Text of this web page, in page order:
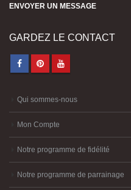
ENVOYER UN MESSAGE
GARDEZ LE CONTACT
Qui sommes-nous
Mon Compte
Notre programme de fidélité
Notre programme de parrainage